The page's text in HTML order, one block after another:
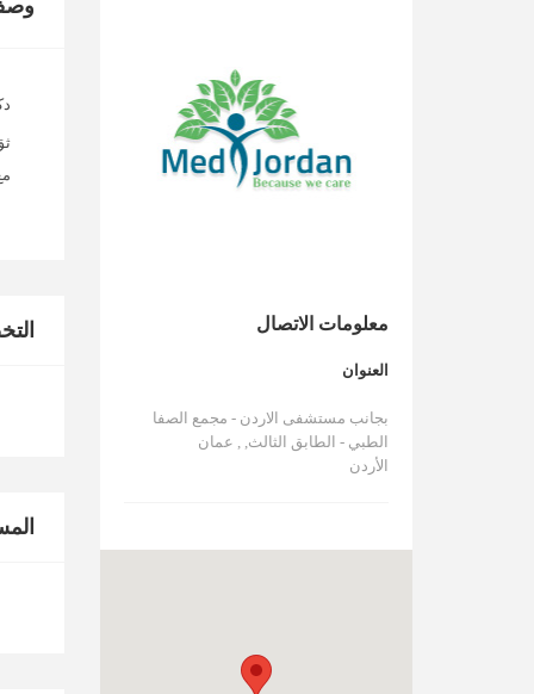
معلومات الاتصال
العنوان
بجانب مستشفى الاردن - مجمع الصفا
الطبي - الطابق الثالث, , عمان
الأردن